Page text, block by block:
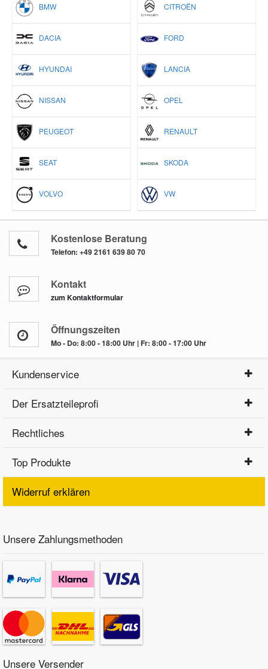
BMW CITROËN
DACIA FORD
HYUNDAI LANCIA
NISSAN OPEL
PEUGEOT RENAULT
SEAT SKODA
VOLVO VW
Kostenlose Beratung
Telefon: +49 2161 639 80 70
Kontakt
zum Kontaktformular
Öffnungszeiten
Mo - Do: 8:00 - 18:00 Uhr | Fr: 8:00 - 17:00 Uhr
Kundenservice
Der Ersatzteileprofi
Rechtliches
Top Produkte
Widerruf erklären
Unsere Zahlungsmethoden
Unsere Versender